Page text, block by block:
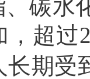
碳水
，超
长期受